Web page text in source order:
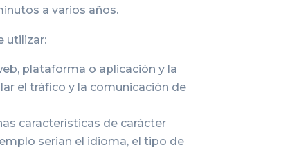
a varios años.
utilizar:
plataforma o aplicación y la
el tráfico y la comunicación de
características de carácter
serian el idioma, el tipo de